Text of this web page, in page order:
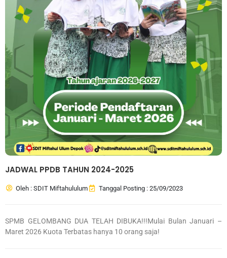
JADWAL PPDB TAHUN 2024-2025
Oleh : SDIT Miftahululum Tanggal Posting : 25/09/2023
SPMB GELOMBANG DUA TELAH DIBUKA!!!Mulai Bulan Januari –
Maret 2026 Kuota Terbatas hanya 10 orang saja!